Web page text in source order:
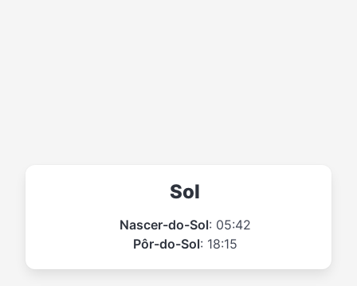
Sol
Nascer-do-Sol: 05:42
Pôr-do-Sol: 18:15